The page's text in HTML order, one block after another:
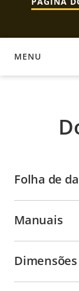
MENU
Folha de
Manuais
Dimensões